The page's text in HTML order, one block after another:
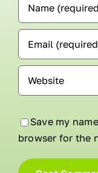
Save my
browser for the